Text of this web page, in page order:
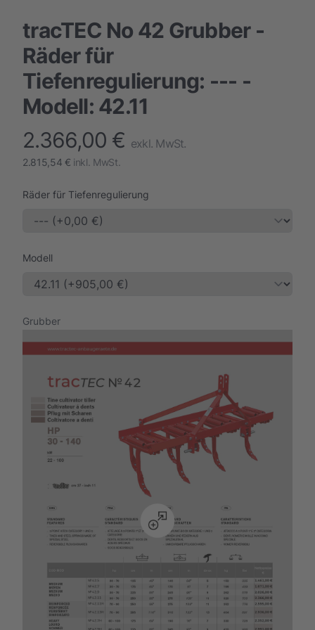
tracTEC No 42 Grubber -
Räder für
Tiefenregulierung: --- -
Modell: 42.11
finalProduct information
2.366,00 € exkl. MwSt.
2.815,54 € inkl. MwSt.
Räder für Tiefenregulierung
Modell
Grubber